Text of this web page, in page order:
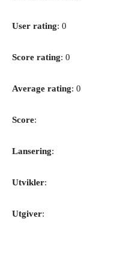
User rating: 0
Score rating: 0
Average rating: 0
Score:
Lansering:
Utvikler:
Utgiver: